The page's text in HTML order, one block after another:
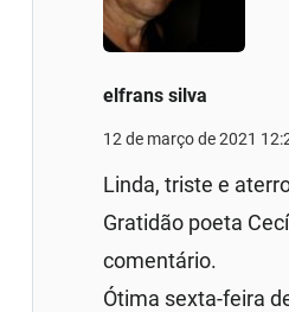
elfrans silva
12 de março de 2021
Linda, triste e
Gratidão poeta
comentário.
Ótima sexta-feira